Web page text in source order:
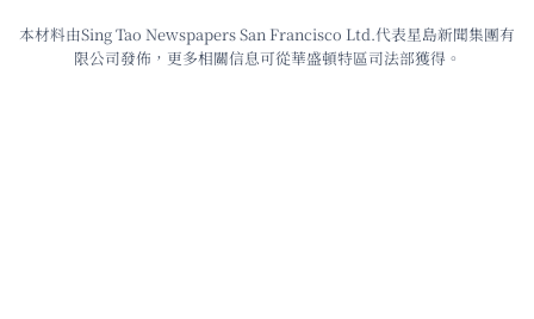
本材料由Sing Tao Newspapers San Francisco Ltd.代表星島新聞集團有
限公司發佈，更多相關信息可從華盛頓特區司法部獲得。